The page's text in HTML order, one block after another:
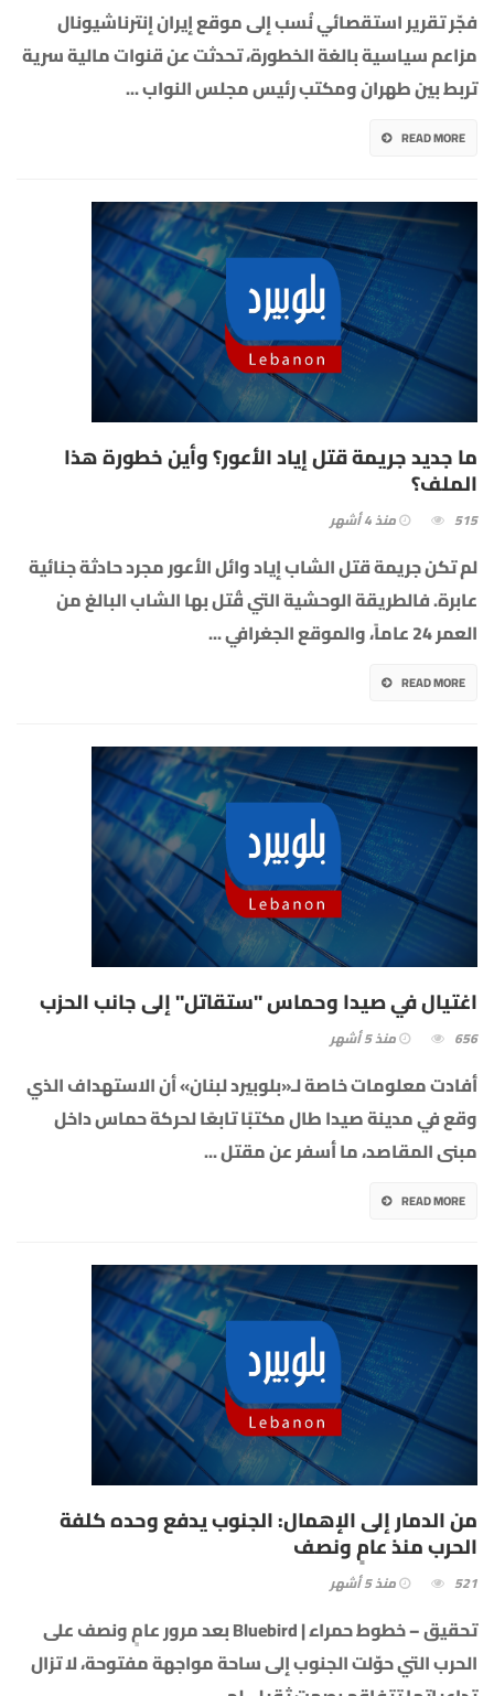
فجّر تقرير استقصائي نُسب إلى موقع إيران إنترناشيونال
مزاعم سياسية بالغة الخطورة، تحدثت عن قنوات مالية سرية
تربط بين طهران ومكتب رئيس مجلس النواب...
READ MORE
ما جديد جريمة قتل إياد الأعور؟ وأين خطورة هذا
الملف؟
515
لم تكن جريمة قتل الشاب إياد وائل الأعور مجرد حادثة جنائية
عابرة. فالطريقة الوحشية التي قُتل بها الشاب البالغ من
العمر 24 عاماً، والموقع الجغرافي
...
READ MORE
اغتيال في صيدا وحماس "ستقاتل" إلى جانب الحزب
656
أفادت معلومات خاصة لـ«بلوبيرد لبنان» أن الاستهداف الذي
وقع في مدينة صيدا طال مكتبًا تابعًا لحركة حماس داخل
مبنى المقاصد، ما أسفر عن مقتل...
READ MORE
من الدمار إلى الإهمال: الجنوب يدفع وحده كلفة
الحرب منذ عامٍ ونصف
521
تحقيق – خطوط حمراء | Bluebird بعد مرور عامٍ ونصف على
الحرب التي حوّلت الجنوب إلى ساحة مواجهة مفتوحة، لا تزال